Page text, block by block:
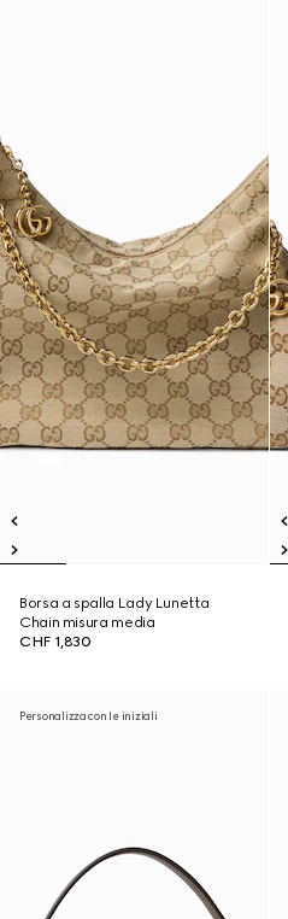
Borsa a spalla Lady Lunetta
Chain misura media
CHF 1,830
Personalizza con le iniziali